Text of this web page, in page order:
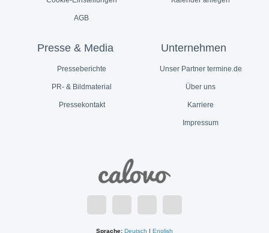
AGB
Presse & Media
Presseberichte
PR- & Bildmaterial
Pressekontakt
Unternehmen
Unser Partner termine.de
Über uns
Karriere
Impressum
Sprache: Deutsch | English